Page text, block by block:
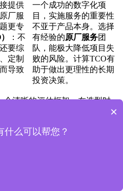
提供
厂服
更专
：不
要综
定制
导致
一个成功的数字化项
目，实施服务的重要性
不亚于产品本身。选择
有经验的原厂服务团
队，能极大降低项目失
败的风险。计算TCO有
助于做出更理性的长期
投资决策。
个清晰的评估框架。在选型时，
、IT基础、预算以及对数据安全
×
什么可以帮您？